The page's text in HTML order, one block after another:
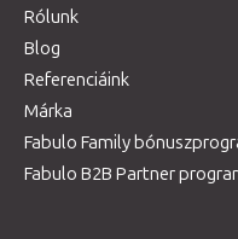
Rólunk
Blog
Referenciáink
Márka
Fabulo Family
Fabulo B2B Partner